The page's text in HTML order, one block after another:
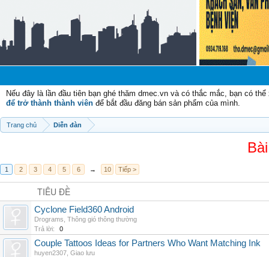
Nếu đây là lần đầu tiên bạn ghé thăm dmec.vn và có thắc mắc, bạn có
để trở thành thành viên để bắt đầu đăng bán sản phẩm của mình.
Trang chủ Diễn đàn
1 2 3 4 5 6 → 10 Tiếp >
TIÊU ĐỀ
Cyclone Field360 Android
Drograms Thông gió thông thường
Trả lời:
0
Couple Tattoos Ideas for Partners Who Want Matching Ink
huyen2307 Giao lưu